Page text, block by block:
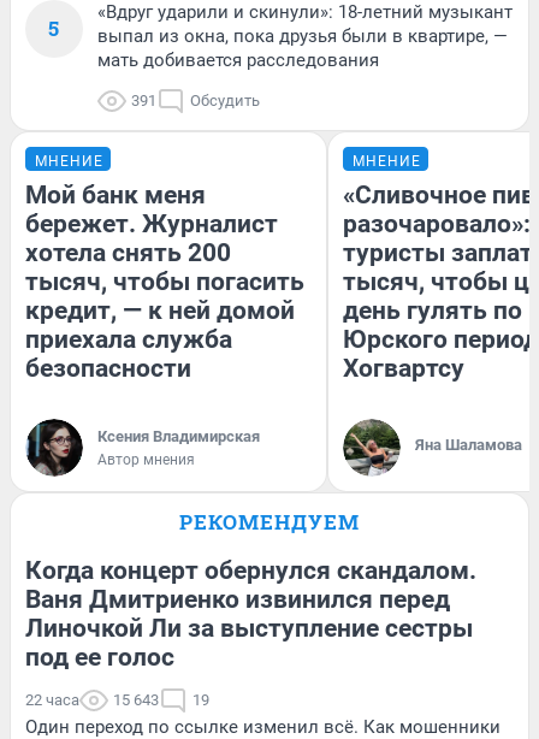
5
«Вдруг ударили и скинули»: 18-летний музыкант
выпал из окна, пока друзья были в квартире, —
мать добивается расследования
391 Обсудить
МНЕНИЕ
Мой банк меня
бережет. Журналист
хотела снять 200
тысяч, чтобы погасить
кредит, — к ней домой
приехала служба
безопасности
Ксения Владимирская
Автор мнения
МНЕНИЕ
«Сливочное
разочаровало»:
туристы
тысяч, чтобы
день гулять по
Юрского
Хогвартсу
Яна Шаламова
РЕКОМЕНДУЕМ
Когда концерт обернулся скандалом.
Ваня Дмитриенко извинился перед
Линочкой Ли за выступление сестры
под ее голос
22 часа 15 643 19
Один переход по ссылке изменил всё. Как мошенники